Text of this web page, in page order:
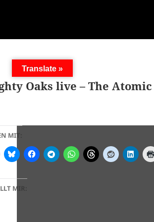
Oaks live – The Atomic
MIT:
MIR:
Translate »